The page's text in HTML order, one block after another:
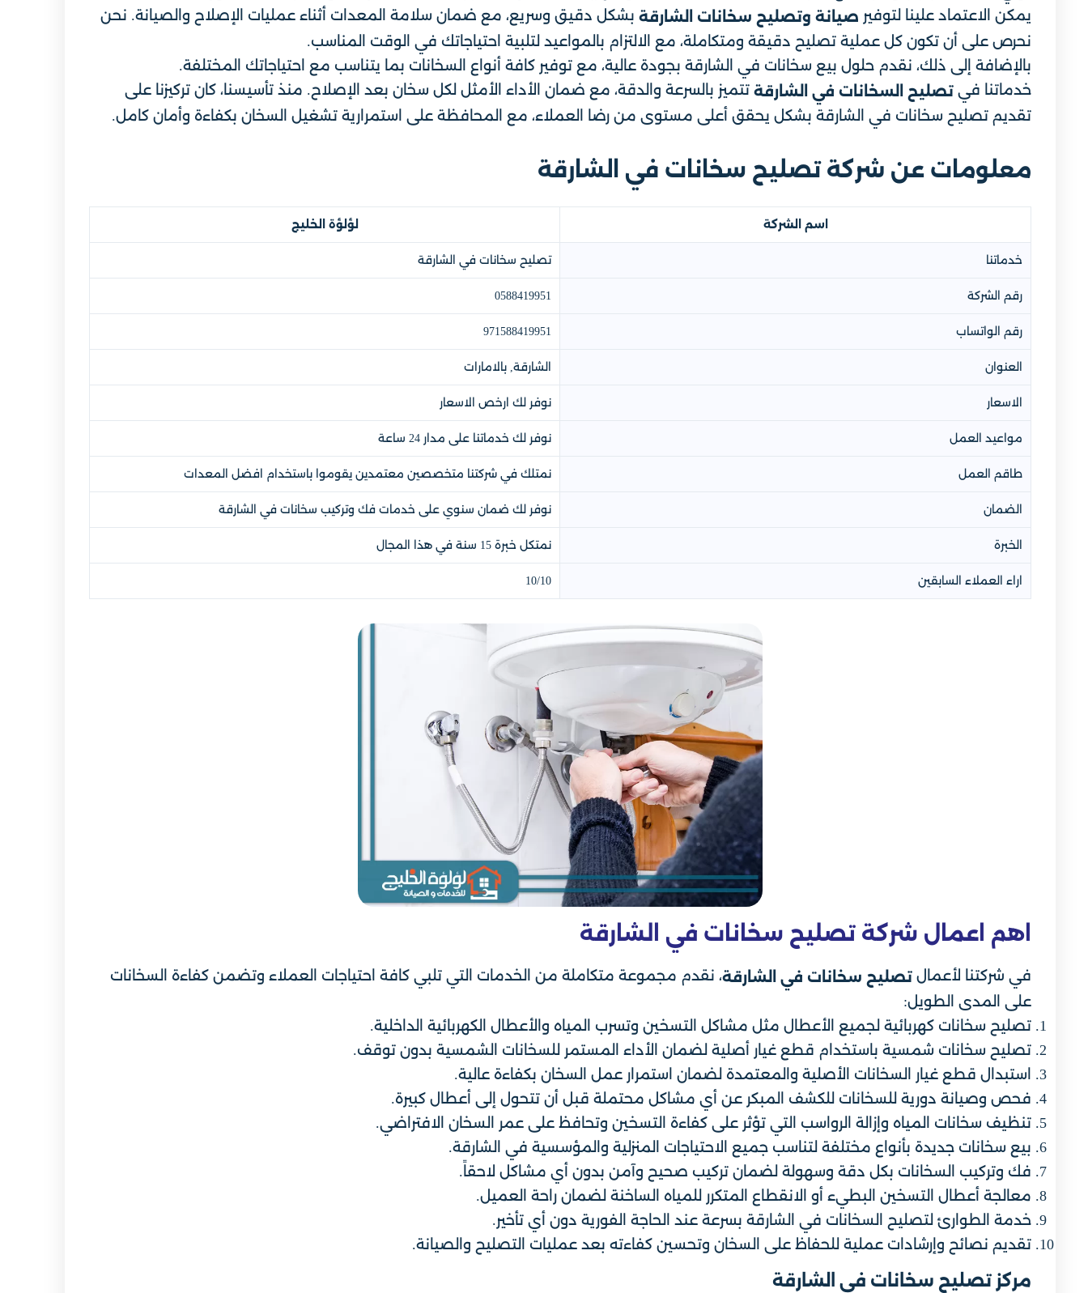
يمكن الاعتماد علينا لتوفير صيانة وتصليح سخانات الشارقة بشكل دقيق وسريع، مع ضمان سلامة المعدات أثناء عمليات الإصلاح والصيانة. نحن
نحرص على أن تكون كل عملية تصليح دقيقة ومتكاملة، مع الالتزام بالمواعيد لتلبية احتياجاتك في الوقت المناسب.
بالإضافة إلى ذلك، نقدم حلول بيع سخانات في الشارقة بجودة عالية، مع توفير كافة أنواع السخانات بما يتناسب مع احتياجاتك المختلفة.
خدماتنا في تصليح السخانات في الشارقة تتميز بالسرعة والدقة، مع ضمان الأداء الأمثل لكل سخان بعد الإصلاح. منذ تأسيسنا، كان تركيزنا على
تقديم تصليح سخانات في الشارقة بشكل يحقق أعلى مستوى من رضا العملاء، مع المحافظة على استمرارية تشغيل السخان بكفاءة وأمان كامل.
معلومات عن شركة تصليح سخانات في الشارقة
اسم الشركة لؤلؤة الخليج
خدماتنا تصليح سخانات في الشارقة
رقم الشركة 0588419951
رقم الواتساب 971588419951
العنوان الشارقة, بالامارات
الاسعار نوفر لك ارخص الاسعار
مواعيد العمل نوفر لك خدماتنا على مدار 24 ساعة
طاقم العمل نمتلك في شركتنا متخصصين معتمدين يقوموا باستخدام افضل المعدات
الضمان نوفر لك ضمان سنوي على خدمات فك وتركيب سخانات في الشارقة
الخبرة نمتكل خبرة 15 سنة في هذا المجال
اراء العملاء السابقين 10/10
اهم اعمال شركة تصليح سخانات في الشارقة
في شركتنا لأعمال تصليح سخانات في الشارقة، نقدم مجموعة متكاملة من الخدمات التي تلبي كافة احتياجات العملاء وتضمن كفاءة السخانات
على المدى الطويل:
تصليح سخانات كهربائية لجميع الأعطال مثل مشاكل التسخين وتسرب المياه والأعطال الكهربائية الداخلية.
تصليح سخانات شمسية باستخدام قطع غيار أصلية لضمان الأداء المستمر للسخانات الشمسية بدون توقف.
استبدال قطع غيار السخانات الأصلية والمعتمدة لضمان استمرار عمل السخان بكفاءة عالية.
فحص وصيانة دورية للسخانات للكشف المبكر عن أي مشاكل محتملة قبل أن تتحول إلى أعطال كبيرة.
تنظيف سخانات المياه وإزالة الرواسب التي تؤثر على كفاءة التسخين وتحافظ على عمر السخان الافتراضي.
بيع سخانات جديدة بأنواع مختلفة لتناسب جميع الاحتياجات المنزلية والمؤسسية في الشارقة.
فك وتركيب السخانات بكل دقة وسهولة لضمان تركيب صحيح وآمن بدون أي مشاكل لاحقاً.
معالجة أعطال التسخين البطيء أو الانقطاع المتكرر للمياه الساخنة لضمان راحة العميل.
خدمة الطوارئ لتصليح السخانات في الشارقة بسرعة عند الحاجة الفورية دون أي تأخير.
تقديم نصائح وإرشادات عملية للحفاظ على السخان وتحسين كفاءته بعد عمليات التصليح والصيانة.
مركز تصليح سخانات في الشارقة